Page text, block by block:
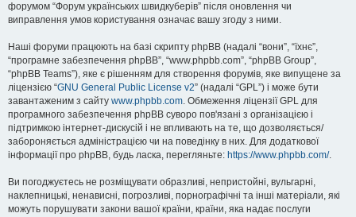
форумом “Форум українських швидкуберів” після оновлення чи
виправлення умов користування означає вашу згоду з ними.
Наші форуми працюють на базі скрипту phpBB (надалі “вони”, “їхнє”,
“програмне забезпечення phpBB”, “www.phpbb.com”, “phpBB Group”,
“phpBB Teams”), яке є рішенням для створення форумів, яке випущене за
ліцензією “GNU General Public License v2” (надалі “GPL”) і може бути
завантаженим з сайту www.phpbb.com. Обмеження ліцензії GPL для
програмного забезпечення phpBB суворо пов'язані з організацією і
підтримкою інтернет-дискусій і не впливають на те, що дозволяється/
забороняється адміністрацією чи на поведінку в них. Для додаткової
інформації про phpBB, будь ласка, перегляньте: https://www.phpbb.com/.
Ви погоджуєтесь не розміщувати образливі, непристойні, вульгарні,
наклепницькі, ненависні, погрозливі, порнографічні та інші матеріали, які
можуть порушувати закони вашої країни, країни, яка надає послуги